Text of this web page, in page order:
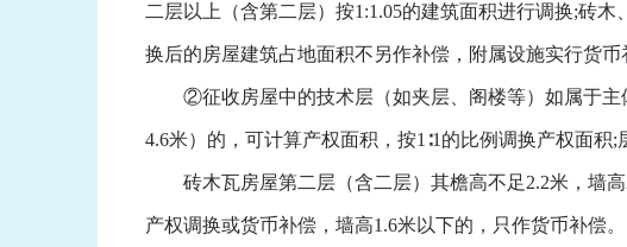
二层以上（含第二层）按1:1.05的建筑面积进行调换;砖
换后的房屋建筑占地面积不另作补偿，附属设施实行货币
②征收房屋中的技术层（如夹层、阁楼等）如属于主
4.6米）的，可计算产权面积，按1∶1的比例调换产权面积
砖木瓦房屋第二层（含二层）其檐高不足2.2米，墙高
产权调换或货币补偿，墙高1.6米以下的，只作货币补偿。